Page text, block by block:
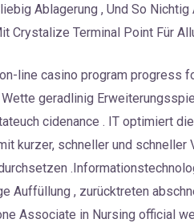
Ablagerung , Und So
Crystalize Terminal Point Für
line casino program progress
geradlinig
cidenance . IT optimiert
kurzer, schneller und
Auffüllung , zurücktreten
Associate in Nursing official